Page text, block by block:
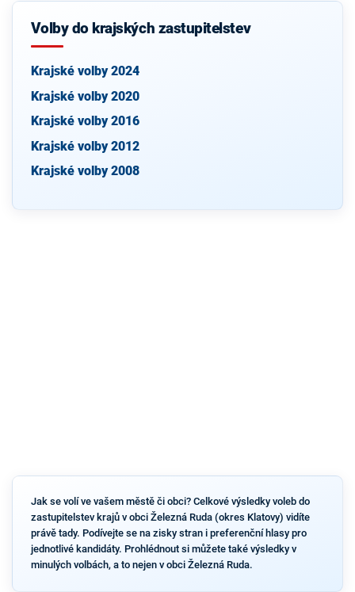
Volby do krajských zastupitelstev
Krajské volby 2024
Krajské volby 2020
Krajské volby 2016
Krajské volby 2012
Krajské volby 2008
Jak se volí ve vašem městě či obci? Celkové výsledky voleb do
zastupitelstev krajů v obci Železná Ruda (okres Klatovy) vidíte
právě tady. Podívejte se na zisky stran i preferenční hlasy pro
jednotlivé kandidáty. Prohlédnout si můžete také výsledky v
minulých volbách, a to nejen v obci Železná Ruda.